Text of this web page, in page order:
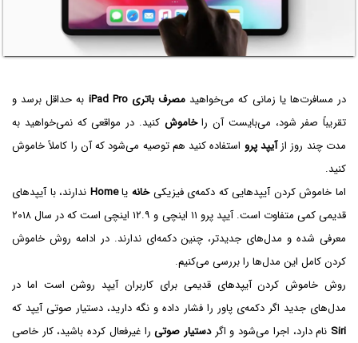
در مسافرت‌ها یا زمانی که می‌خواهید مصرف باتری iPad Pro به حداقل برسد و
تقریباً صفر شود، می‌بایست آن راخاموش کنید. در مواقعی که نمی‌خواهید به
مدت چند روز ازآیپد پرو استفاده کنید هم توصیه می‌شود که آن را کاملاً خاموش
کنید.
اما خاموش کردن آیپدهایی که دکمه‌ی فیزیکیخانه یاHome ندارند، با آیپدهای
قدیمی کمی متفاوت است. آیپد پرو ۱۱ اینچی و ۱۲.۹ اینچی است که در سال ۲۰۱۸
معرفی شده و مدل‌های جدیدتر، چنین دکمه‌ای ندارند. در ادامه روش خاموش
کردن کامل این مدل‌ها را بررسی می‌کنیم.
روش خاموش کردن آیپدهای قدیمی برای کاربران آیپد روشن است اما در
مدل‌‌های جدید اگر دکمه‌ی پاور را فشار داده و نگه دارید، دستیار صوتی آیپد که
Siri نام دارد، اجرا می‌شود و اگردستیار صوتیرا غیرفعال کرده باشید، کار خاصی